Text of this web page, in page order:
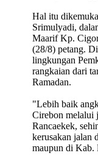
Hal itu
Srimulyadi,
Maarif Kp.
(28/8) petang.
lingkungan
rangkaian dari
Ramadan.
"Lebih baik
Cirebon melalui
Rancaekek,
kerusakan jalan
maupun di Kab.